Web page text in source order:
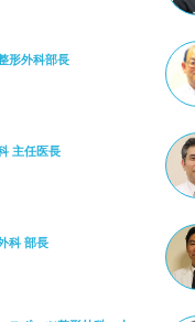
形外科部長
主任医長
科 部長